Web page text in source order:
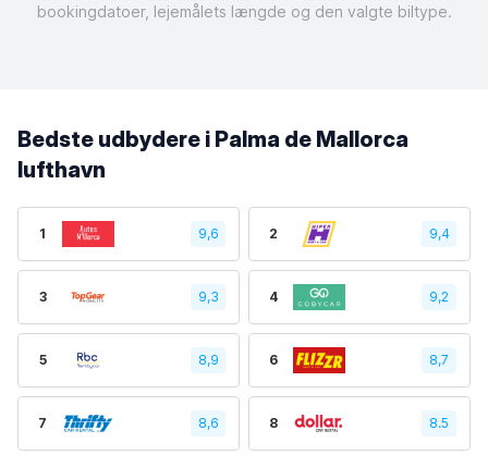
bookingdatoer, lejemålets længde og den valgte biltype.
Bedste udbydere i Palma de Mallorca
lufthavn
1 9,6 2 9,4
3 9,3 4 9,2
5 8,9 6 8,7
7 8,6 8 8.5